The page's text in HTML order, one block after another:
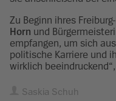
Zu Beginn ihres
Horn und
empfangen, um sich
politische Karriere und
wirklich
Saskia Schuh